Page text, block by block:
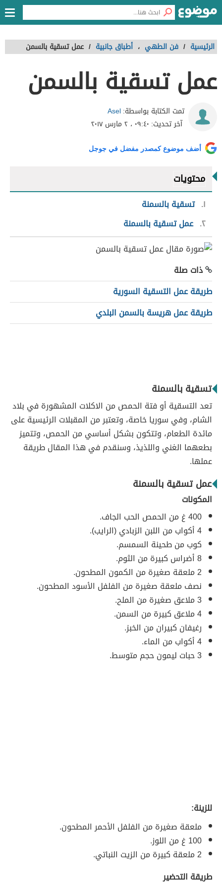
الرئيسية / فن الطهي ، أطباق جانبية / عمل تسقية بالسمن
عمل تسقية بالسمن
تمت الكتابة بواسطة:Asel
آخر تحديث: ٠٩:٤٠ ، ٢ مارس ٢٠١٧
أضف موضوع كمصدر مفضل في جوجل
محتويات
١ تسقية بالسمنة
٢ عمل تسقية بالسمنة
ذات صلة
طريقة عمل التسقية السورية
طريقة عمل هريسة بالسمن البلدي
تسقية بالسمنة
تعد التسقية أو فتة الحمص من الاكلات المشهورة في بلاد
الشام، وفي سوريا خاصة، وتعتبر من المقبلات الرئيسية على
مائدة الطعام، وتتكون بشكل أساسي من الحمص، وتتميز
بطعهما الغني واللذيذ، وسنقدم في هذا المقال طريقة
عملها.
عمل تسقية بالسمنة
المكونات
400 غ من الحمص الحب الجاف.
4 أكواب من اللبن الزبادي (الرايب).
كوب من طحينة السمسم.
8 أضراس كبيرة من الثوم.
2 ملعقة صغيرة من الكمون المطحون.
نصف ملعقة صغيرة من الفلفل الأسود المطحون.
3 ملاعق صغيرة من الملح.
4 ملاعق كبيرة من السمن.
رغيفان كبيران من الخبز.
4 أكواب من الماء.
3 حبات ليمون حجم متوسط.
للزينة:
ملعقة صغيرة من الفلفل الأحمر المطحون.
100 غ من اللوز.
2 ملعقة كبيرة من الزيت النباتي.
طريقة التحضير